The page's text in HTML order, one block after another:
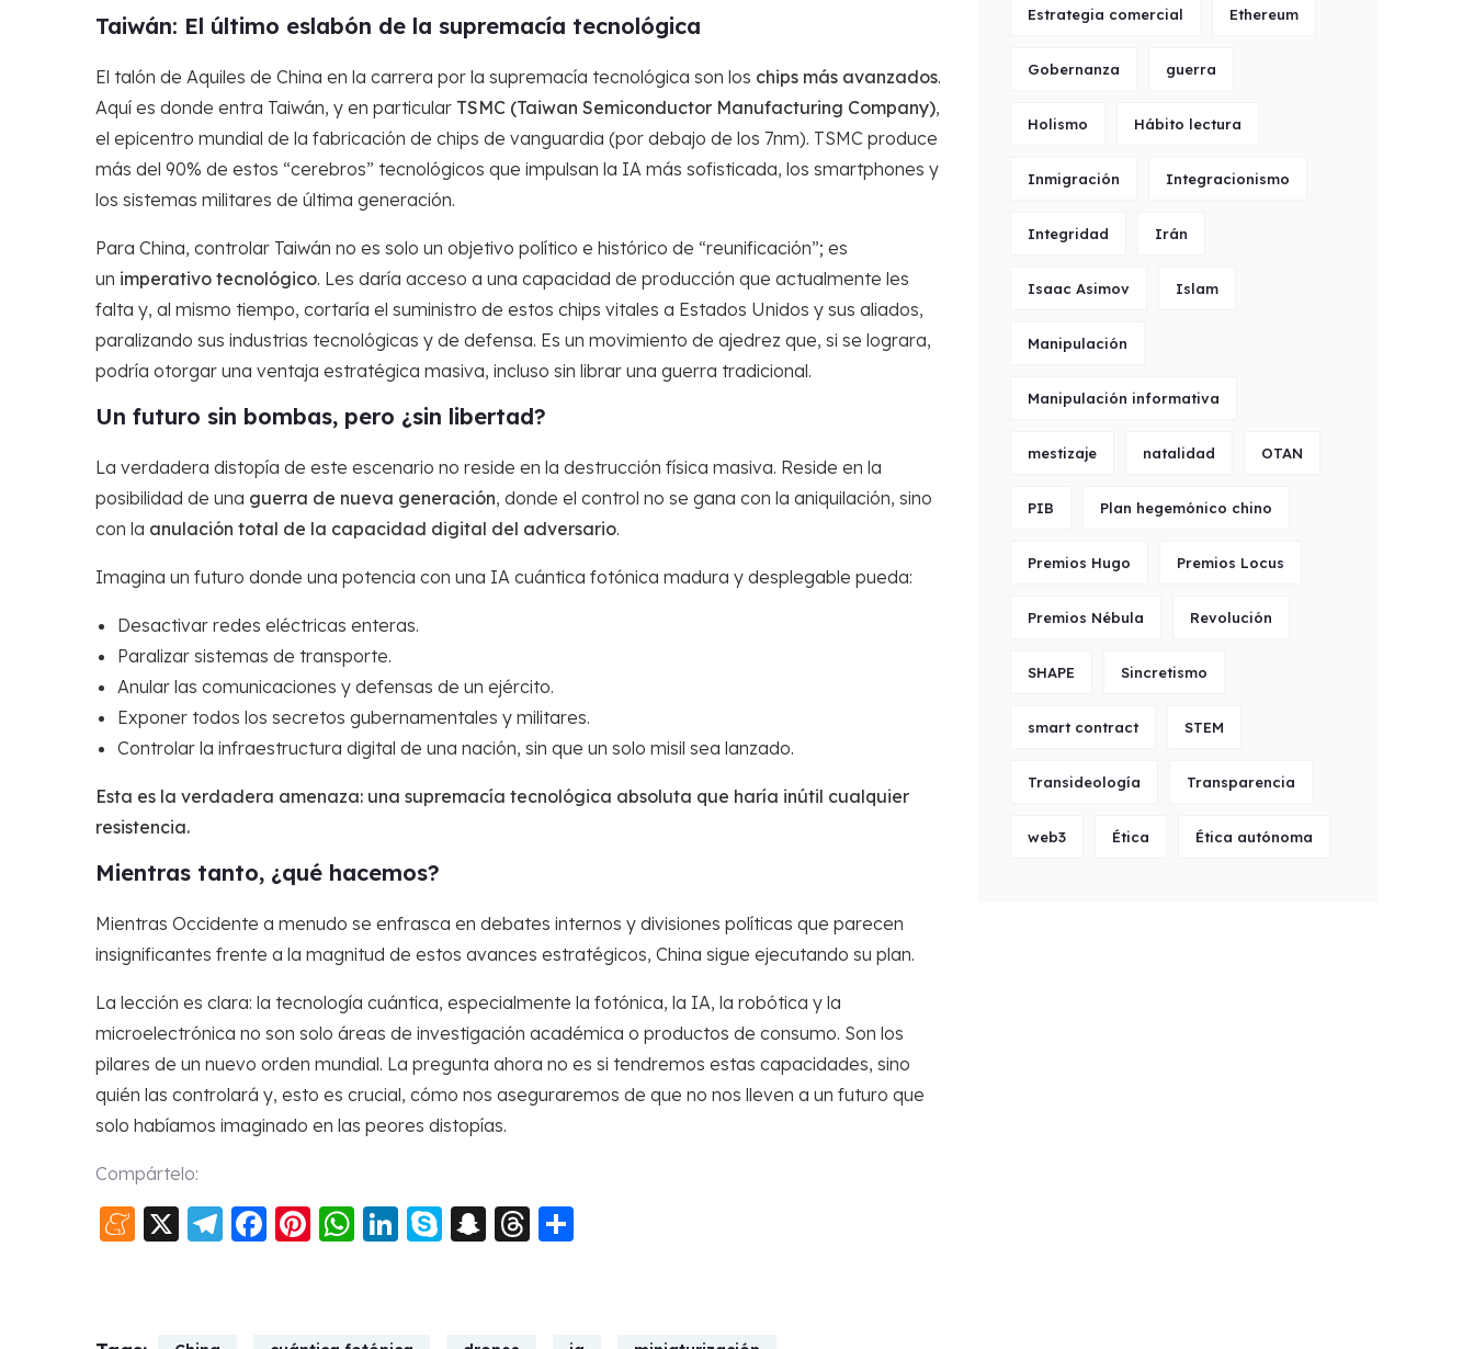
Taiwán: El último eslabón de la supremacía tecnológica
El talón de Aquiles de China en la carrera por la supremacía tecnológica son los chips más avanzados.
Aquí es donde entra Taiwán, y en particular TSMC (Taiwan Semiconductor Manufacturing Company),
el epicentro mundial de la fabricación de chips de vanguardia (por debajo de los 7nm). TSMC produce
más del 90% de estos “cerebros” tecnológicos que impulsan la IA más sofisticada, los smartphones y
los sistemas militares de última generación.
Para China, controlar Taiwán no es solo un objetivo político e histórico de “reunificación”; es
un imperativo tecnológico. Les daría acceso a una capacidad de producción que actualmente les
falta y, al mismo tiempo, cortaría el suministro de estos chips vitales a Estados Unidos y sus aliados,
paralizando sus industrias tecnológicas y de defensa. Es un movimiento de ajedrez que, si se lograra,
podría otorgar una ventaja estratégica masiva, incluso sin librar una guerra tradicional.
Un futuro sin bombas, pero ¿sin libertad?
La verdadera distopía de este escenario no reside en la destrucción física masiva. Reside en la
posibilidad de una guerra de nueva generación, donde el control no se gana con la aniquilación, sino
con la anulación total de la capacidad digital del adversario.
Imagina un futuro donde una potencia con una IA cuántica fotónica madura y desplegable pueda:
Desactivar redes eléctricas enteras.
Paralizar sistemas de transporte.
Anular las comunicaciones y defensas de un ejército.
Exponer todos los secretos gubernamentales y militares.
Controlar la infraestructura digital de una nación, sin que un solo misil sea lanzado.
Esta es la verdadera amenaza: una supremacía tecnológica absoluta que haría inútil cualquier
resistencia.
Mientras tanto, ¿qué hacemos?
Mientras Occidente a menudo se enfrasca en debates internos y divisiones políticas que parecen
insignificantes frente a la magnitud de estos avances estratégicos, China sigue ejecutando su plan.
La lección es clara: la tecnología cuántica, especialmente la fotónica, la IA, la robótica y la
microelectrónica no son solo áreas de investigación académica o productos de consumo. Son los
pilares de un nuevo orden mundial. La pregunta ahora no es si tendremos estas capacidades, sino
quién las controlará y, esto es crucial, cómo nos aseguraremos de que no nos lleven a un futuro que
solo habíamos imaginado en las peores distopías.
Compártelo:
Meneame
X Telegram
Facebook
Pinterest
WhatsApp
LinkedIn
SkypeSnapchat
Threads
Estrategia comercial Ethereum
Gobernanza guerra
Holismo Hábito lectura
Inmigración Integracionismo
Integridad Irán
Isaac Asimov Islam
Manipulación
Manipulación informativa
mestizaje natalidad OTAN
PIB Plan hegemónico chino
Premios Hugo Premios Locus
Premios Nébula Revolución
SHAPE Sincretismo
smart contract STEM
Transideología Transparencia
web3 Ética Ética autónoma